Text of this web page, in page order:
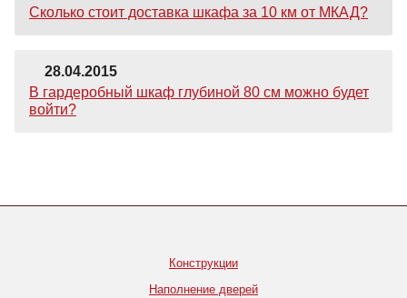
Сколько стоит доставка шкафа за 10 км от МКАД?
28.04.2015
В гардеробный шкаф глубиной 80 см можно будет
войти?
Конструкции
Наполнение дверей